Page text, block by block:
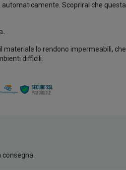
automaticamente. Scoprirai che questa
.
materiale lo rendono impermeabili, che
difficili.
consegna.